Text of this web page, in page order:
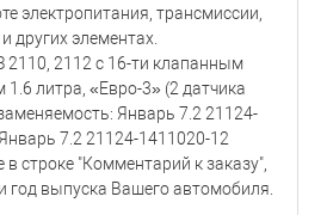
электропитания, трансмиссии,
других элементах.
2112 с 16-ти клапанным
литра, «Евро-3» (2 датчика
Январь 7.2 21124-
7.2 21124-1411020-12
строке "Комментарий к заказу",
год выпуска Вашего автомобиля.